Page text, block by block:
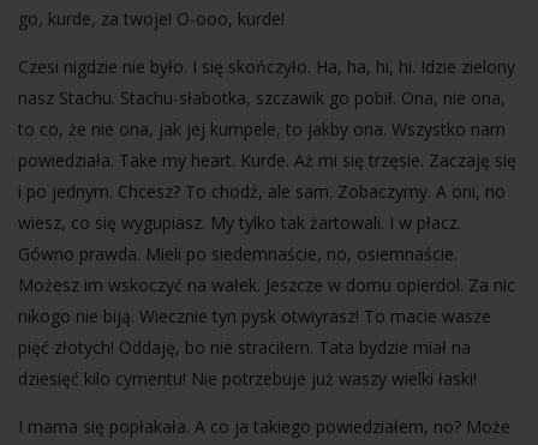
go, kurde, za twoje! O-ooo, kurde!
Czesi nigdzie nie było. I się skończyło. Ha, ha, hi, hi. Idzie zielony
nasz Stachu. Stachu-słabotka, szczawik go pobił. Ona, nie ona,
to co, że nie ona, jak jej kumpele, to jakby ona. Wszystko nam
powiedziała. Take my heart. Kurde. Aż mi się trzęsie. Zaczaję się
i po jednym. Chcesz? To chodź, ale sam. Zobaczymy. A oni, no
wiesz, co się wygupiasz. My tylko tak żartowali. I w płacz.
Gówno prawda. Mieli po siedemnaście, no, osiemnaście.
Możesz im wskoczyć na wałek. Jeszcze w domu opierdol. Za nic
nikogo nie biją. Wiecznie tyn pysk otwiyrasz! To macie wasze
pięć złotych! Oddaję, bo nie straciłem. Tata bydzie miał na
dziesięć kilo cymentu! Nie potrzebuje już waszy wielki łaski!
I mama się popłakała. A co ja takiego powiedziałem, no? Może